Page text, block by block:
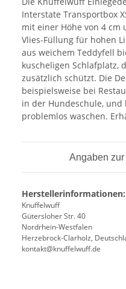
Interstate Transportbox
mit einer Höhe von 4 cm
Vlies-Füllung für hohen
aus weichem Teddyfell
kuscheligen Schlafplatz,
zusätzlich schützt. Die
beispielsweise bei
in der Hundeschule, und
problemlos waschen.
Angaben
Herstellerinformationen:
Knuffelwuff
Gütersloher Str. 40
Nordrhein-Westfalen
Herzebrock-Clarholz,
kontakt@knuffelwuff.de